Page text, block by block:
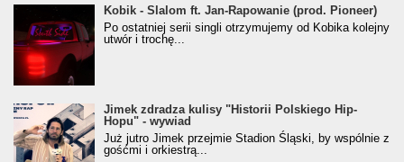
Kobik - Slalom ft. Jan-Rapowanie (prod. Pioneer)
[Official Music Visualiser]
Kobik - Slalom ft. Jan-Rapowanie (prod. Pioneer)
Po ostatniej serii singli otrzymujemy od Kobika kolejny
utwór i trochę...
Jimek zdradza kulisy "Historii Polskiego Hip-
Hopu" - wywiad
Jimek zdradza kulisy "Historii Polskiego Hip-
Hopu" - wywiad
Już jutro Jimek przejmie Stadion Śląski, by wspólnie z
gośćmi i orkiestrą...